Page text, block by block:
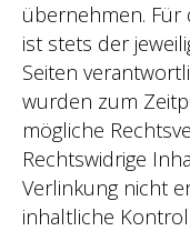
übernehmen. Für
ist stets der
Seiten
wurden zum
mögliche
Rechtswidrige
Verlinkung nicht
inhaltliche